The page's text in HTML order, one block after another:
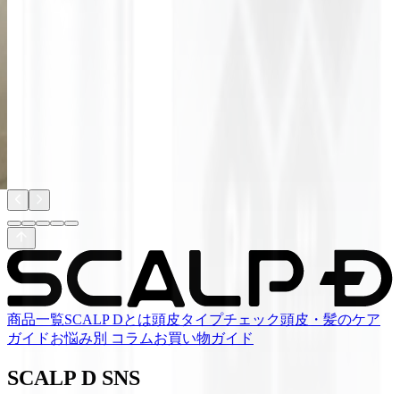
商品一覧SCALP Dとは頭皮タイプチェック頭皮・髪のケア
ガイドお悩み別 コラムお買い物ガイド
SCALP D SNS